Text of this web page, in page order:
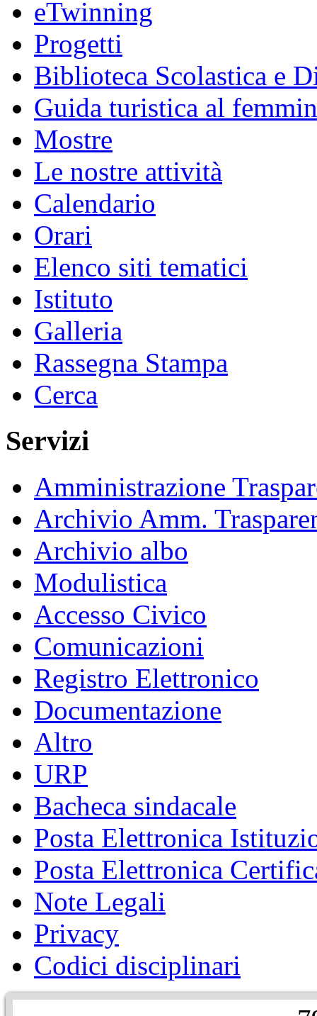
eTwinning
Progetti
Biblioteca Scolastica e
Guida turistica al
Mostre
Le nostre attività
Calendario
Orari
Elenco siti tematici
Istituto
Galleria
Rassegna Stampa
Cerca
Servizi
Amministrazione
Archivio Amm.
Archivio albo
Modulistica
Accesso Civico
Comunicazioni
Registro Elettronico
Documentazione
Altro
URP
Bacheca sindacale
Posta Elettronica
Posta Elettronica
Note Legali
Privacy
Codici disciplinari